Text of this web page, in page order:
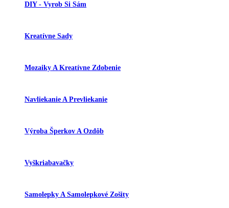
DIY - Vyrob Si Sám
Kreatívne Sady
Mozaiky A Kreatívne Zdobenie
Navliekanie A Prevliekanie
Výroba Šperkov A Ozdôb
Vyškriabavačky
Samolepky A Samolepkové Zošity